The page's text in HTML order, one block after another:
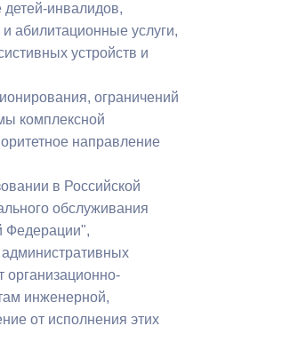
инвалидов,
абилитационные услуги,
устройств и
ограничений
комплексной
направление
в Российской
обслуживания
Федерации",
организационно-
инженерной,
от исполнения этих